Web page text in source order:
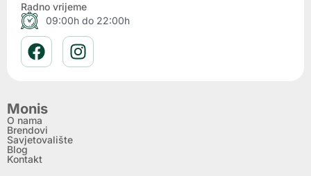
Radno vrijeme
09:00h do 22:00h
Monis
O nama
Brendovi
Savjetovalište
Blog
Kontakt